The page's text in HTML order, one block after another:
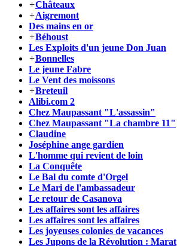
+Châteaux
+Aigremont
Des mains en or
+Béhoust
Les Exploits d'un jeune Don Juan
+Bonnelles
Le jeune Fabre
Le Vent des moissons
+Breteuil
Alibi.com 2
Chez Maupassant "L'assassin"
Chez Maupassant "La chambre 11"
Claudine
Joséphine ange gardien
L'homme qui revient de loin
La Conquête
Le Bal du comte d'Orgel
Le Mari de l'ambassadeur
Le retour de Casanova
Les affaires sont les affaires
Les affaires sont les affaires
Les joyeuses colonies de vacances
Les Jupons de la Révolution : Marat